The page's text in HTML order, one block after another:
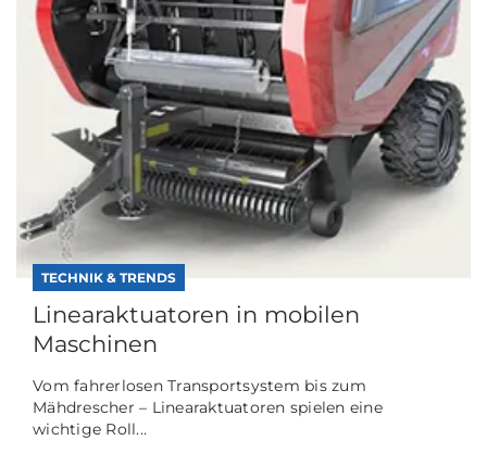
TECHNIK & TRENDS
Linearaktuatoren in mobilen
Maschinen
Vom fahrerlosen Transportsystem bis zum
Mähdrescher – Linearaktuatoren spielen eine
wichtige Roll...